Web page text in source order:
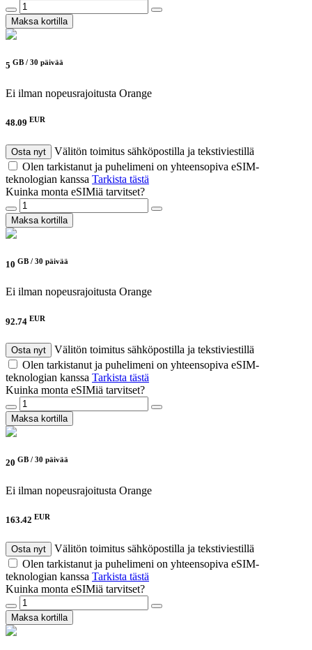
Maksa kortilla
5 GB / 30 päivää
Ei ilman nopeusrajoitusta Orange
48.09 EUR
Osta nyt
Välitön toimitus sähköpostilla ja tekstiviestillä
Olen tarkistanut ja puhelimeni on yhteensopiva eSIM-
teknologian kanssa Tarkista tästä
Kuinka monta eSIMiä tarvitset?
Maksa kortilla
10 GB / 30 päivää
Ei ilman nopeusrajoitusta Orange
92.74 EUR
Osta nyt
Välitön toimitus sähköpostilla ja tekstiviestillä
Olen tarkistanut ja puhelimeni on yhteensopiva eSIM-
teknologian kanssa Tarkista tästä
Kuinka monta eSIMiä tarvitset?
Maksa kortilla
20 GB / 30 päivää
Ei ilman nopeusrajoitusta Orange
163.42 EUR
Osta nyt
Välitön toimitus sähköpostilla ja tekstiviestillä
Olen tarkistanut ja puhelimeni on yhteensopiva eSIM-
teknologian kanssa Tarkista tästä
Kuinka monta eSIMiä tarvitset?
Maksa kortilla